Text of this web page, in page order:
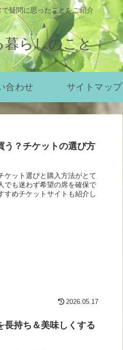
疑問に思ったことをご紹介
暮らしのこと
合わせ サイトマップ
う？チケットの選び方
ケット選びと購入方法がとて
でも迷わず希望の席を確保で
すめチケットサイトも紹介し
2026.05.17
長持ち＆美味しくする